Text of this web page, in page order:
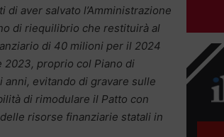
aver salvato l’Amministrazione
di riequilibrio che restituirà al
di 40 milioni per il 2024
2023, proprio col Piano di
evitando di gravare sulle
di rimodulare il Patto con
risorse finanziarie statali in